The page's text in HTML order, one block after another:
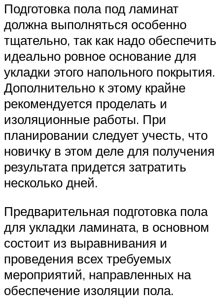
Подготовка пола под ламинат
должна выполняться особенно
тщательно, так как надо обеспечить
идеально ровное основание для
укладки этого напольного покрытия.
Дополнительно к этому крайне
рекомендуется проделать и
изоляционные работы. При
планировании следует учесть, что
новичку в этом деле для получения
результата придется затратить
несколько дней.
Предварительная подготовка пола
для укладки ламината, в основном
состоит из выравнивания и
проведения всех требуемых
мероприятий, направленных на
обеспечение изоляции пола.